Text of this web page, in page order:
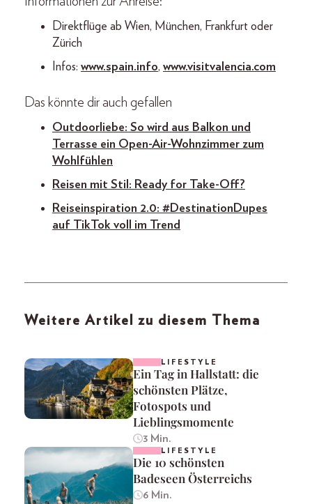
Direktflüge ab Wien, München, Frankfurt oder
Zürich
Infos: www.spain.info, www.visitvalencia.com
Das könnte dir auch gefallen
Outdoorliebe: So wird aus Balkon und
Terrasse ein Open-Air-Wohnzimmer zum
Wohlfühlen
Reisen mit Stil: Ready for Take-Off?
Reiseinspiration 2.0: #DestinationDupes
auf TikTok voll im Trend
Weitere Artikel zu diesem Thema
LIFESTYLE
Ein Tag in Hallstatt: die
schönsten Plätze,
Fotospots und
Lieblingsmomente
3 Min.
LIFESTYLE
Die 10 schönsten
Badeseen Österreichs
6 Min.